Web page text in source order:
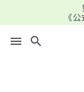
《
menu search